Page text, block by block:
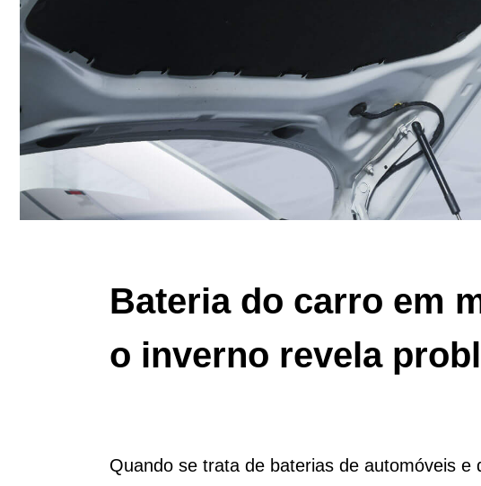
Bateria do carro em
o inverno revela
Quando se trata de baterias de automóveis